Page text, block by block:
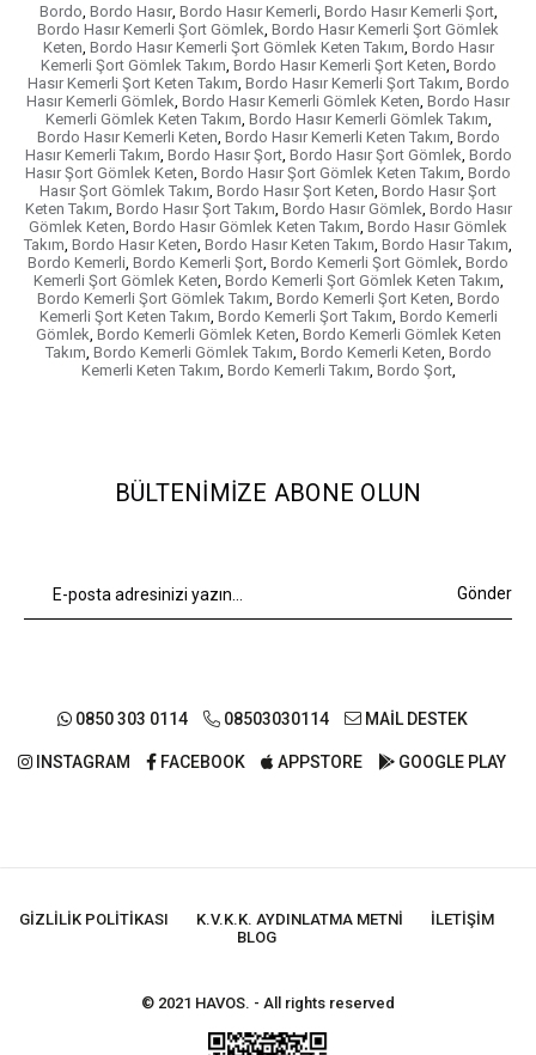
Bordo Bordo Hasır, Bordo Hasır Kemerli Bordo Hasır Kemerli Şort,
Bordo Hasır Kemerli Şort Gömlek Bordo Hasır Kemerli Şort Gömlek
Keten Bordo Hasır Kemerli Şort Gömlek Keten Takım Bordo Hasır
Kemerli Şort Gömlek Takım Bordo Hasır Kemerli Şort Keten Bordo
Hasır Kemerli Şort Keten Takım Bordo Hasır Kemerli Şort Takım Bordo
Hasır Kemerli Gömlek Bordo Hasır Kemerli Gömlek Keten Bordo Hasır
Kemerli Gömlek Keten Takım Bordo Hasır Kemerli Gömlek Takım
Bordo Hasır Kemerli Keten Bordo Hasır Kemerli Keten Takım Bordo
Hasır Kemerli Takım Bordo Hasır Şort, Bordo Hasır Şort Gömlek Bordo
Hasır Şort Gömlek Keten Bordo Hasır Şort Gömlek Keten Takım Bordo
Hasır Şort Gömlek Takım Bordo Hasır Şort Keten Bordo Hasır Şort
Keten Takım Bordo Hasır Şort Takım Bordo Hasır Gömlek Bordo Hasır
Gömlek Keten Bordo Hasır Gömlek Keten Takım Bordo Hasır Gömlek
Takım Bordo Hasır Keten Bordo Hasır Keten Takım Bordo Hasır Takım
Bordo Kemerli Bordo Kemerli Şort Bordo Kemerli Şort Gömlek Bordo
Kemerli Şort Gömlek Keten Bordo Kemerli Şort Gömlek Keten Takım
Bordo Kemerli Şort Gömlek Takım Bordo Kemerli Şort Keten Bordo
Kemerli Şort Keten Takım Bordo Kemerli Şort Takım Bordo Kemerli
Gömlek Bordo Kemerli Gömlek Keten Bordo Kemerli Gömlek Keten
Takım Bordo Kemerli Gömlek Takım Bordo Kemerli Keten Bordo
Kemerli Keten Takım Bordo Kemerli Takım Bordo Şort,
BÜLTENIMIZE ABONE OLUN
Gönder
0850 303 0114 08503030114 MAİL DESTEK
INSTAGRAM FACEBOOK APPSTORE GOOGLE PLAY
GIZLILIK POLITIKASI K.V.K.K. AYDINLATMA METNI
İLETIŞIM
BLOG
© 2021 HAVOS. - All rights reserved